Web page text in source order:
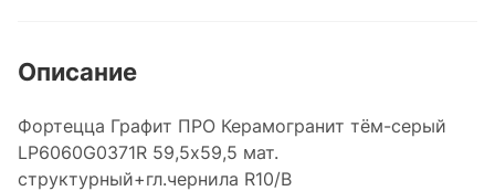
Описание
Фортецца Графит ПРО Керамогранит тём-серый
LP6060G0371R 59,5х59,5 мат.
структурный+гл.чернила R10/B